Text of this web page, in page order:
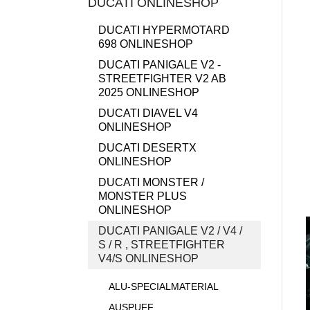
DUCATI ONLINESHOP
DUCATI HYPERMOTARD
698 ONLINESHOP
DUCATI PANIGALE V2 -
STREETFIGHTER V2 AB
2025 ONLINESHOP
DUCATI DIAVEL V4
ONLINESHOP
DUCATI DESERTX
ONLINESHOP
DUCATI MONSTER /
MONSTER PLUS
ONLINESHOP
DUCATI PANIGALE V2 / V4 /
S / R , STREETFIGHTER
V4/S ONLINESHOP
ALU-SPECIALMATERIAL
AUSPUFF